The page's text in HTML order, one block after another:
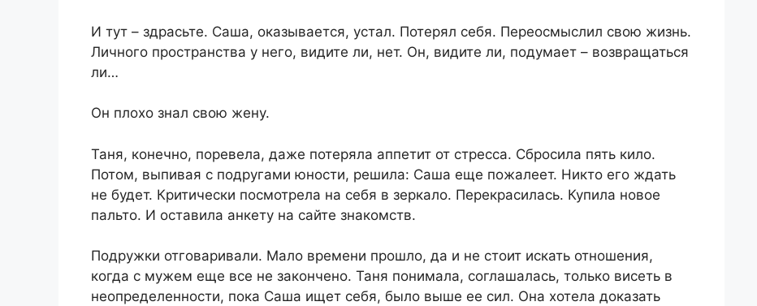
​И тут – здрасьте. Саша, оказывается, устал. Потерял себя. Переосмыслил свою жизнь.
Личного пространства у него, видите ли, нет. Он, видите ли, подумает – возвращаться
ли…​
​Он плохо знал свою жену.​
​Таня, конечно, поревела, даже потеряла аппетит от стресса. Сбросила пять кило.
Потом, выпивая с подругами юности, решила: Саша еще пожалеет. Никто его ждать
не будет. Критически посмотрела на себя в зеркало. Перекрасилась. Купила новое
пальто. И оставила анкету на сайте знакомств.​
​Подружки отговаривали. Мало времени прошло, да и не стоит искать отношения,
когда с мужем еще все не закончено. Таня понимала, соглашалась, только висеть в
неопределенности, пока Саша ищет себя, было выше ее сил. Она хотела доказать